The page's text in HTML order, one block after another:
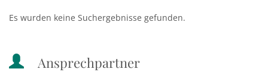
Es wurden keine Suchergebnisse gefunden.
Ansprechpartner